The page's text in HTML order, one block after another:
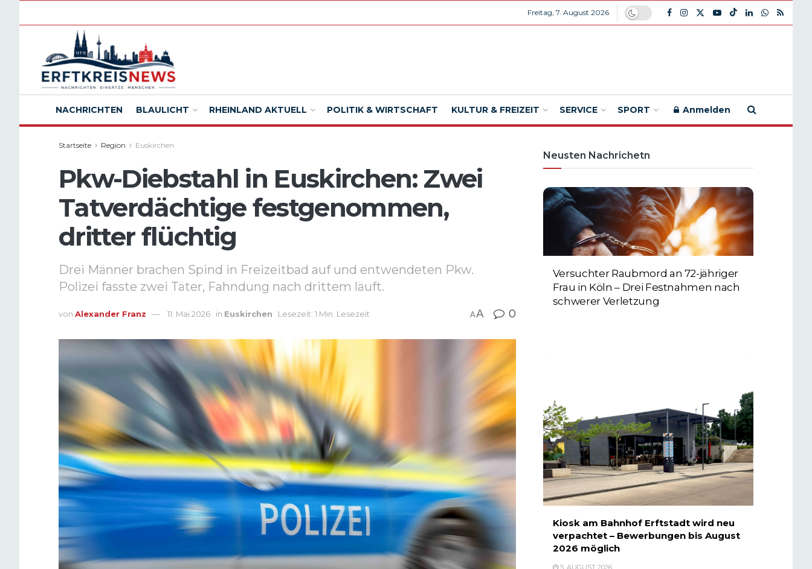
Freitag, 7. August 2026
NACHRICHTEN BLAULICHT RHEINLAND AKTUELL POLITIK & WIRTSCHAFT KULTUR & FREIZEIT SERVICE SPORT Anmelden
Startseite Region Euskirchen
Pkw-Diebstahl in Euskirchen: Zwei
Tatverdächtige festgenommen,
dritter flüchtig
Drei Männer brachen Spind in Freizeitbad auf und entwendeten Pkw.
Polizei fasste zwei Täter, Fahndung nach drittem läuft.
von Alexander Franz 11. Mai 2026 in Euskirchen Lesezeit: 1 Min. Lesezeit AA 0
Neusten Nachrichetn
Versuchter Raubmord an 72-jähriger
Frau in Köln – Drei Festnahmen nach
schwerer Verletzung
Kiosk am Bahnhof Erftstadt wird neu
verpachtet – Bewerbungen bis August
2026 möglich
5. AUGUST 2026